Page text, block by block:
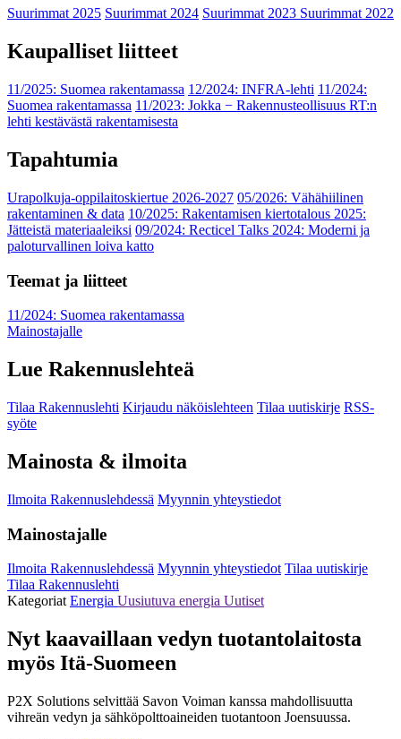
Suurimmat 2025 Suurimmat 2024 Suurimmat 2023 Suurimmat 2022
Kaupalliset liitteet
11/2025: Suomea rakentamassa 12/2024: INFRA-lehti 11/2024:
Suomea rakentamassa 11/2023: Jokka − Rakennusteollisuus RT:n
lehti kestävästä rakentamisesta
Tapahtumia
Urapolkuja-oppilaitoskiertue 2026-2027 05/2026: Vähähiilinen
rakentaminen & data 10/2025: Rakentamisen kiertotalous 2025:
Jätteistä materiaaleiksi 09/2024: Recticel Talks 2024: Moderni ja
paloturvallinen loiva katto
Teemat ja liitteet
11/2024: Suomea rakentamassa
Mainostajalle
Lue Rakennuslehteä
Tilaa Rakennuslehti Kirjaudu näköislehteen Tilaa uutiskirje RSS-
syöte
Mainosta & ilmoita
Ilmoita Rakennuslehdessä Myynnin yhteystiedot
Mainostajalle
Ilmoita Rakennuslehdessä Myynnin yhteystiedot Tilaa uutiskirje
Tilaa Rakennuslehti
KategoriatEnergia Uusiutuva energia Uutiset
Nyt kaavaillaan vedyn tuotantolaitosta
myös Itä-Suomeen
P2X Solutions selvittää Savon Voiman kanssa mahdollisuutta
vihreän vedyn ja sähköpolttoaineiden tuotantoon Joensuussa.